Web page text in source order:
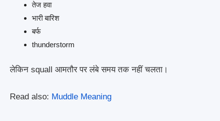
तेज हवा
भारी बारिश
बर्फ
thunderstorm
लेकिन squall आमतौर पर लंबे समय तक नहीं चलता।
Read also: Muddle Meaning